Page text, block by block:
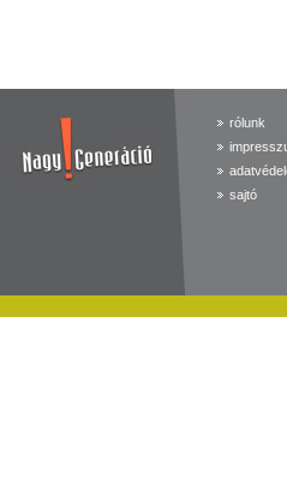
rólunk
sajtó